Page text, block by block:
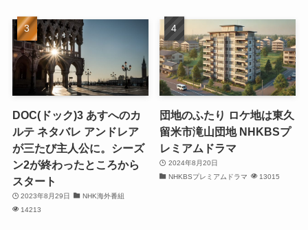
DOC(ドック)3 あすへのカ
ルテ ネタバレ アンドレア
が三たび主人公に。シーズ
ン2が終わったところから
スタート
2023年8月29日
NHK海外番組
14213
団地のふたり ロケ地は東久
留米市滝山団地 NHKBSプ
レミアムドラマ
2024年8月20日
NHKBSプレミアムドラマ
13015